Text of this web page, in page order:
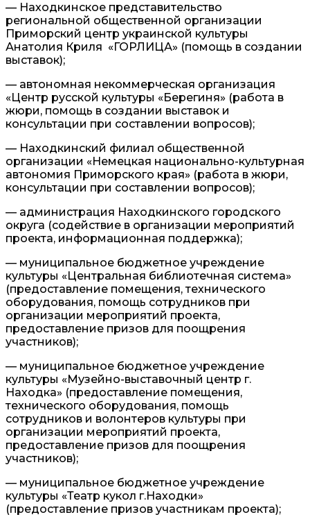
— Находкинское представительство
региональной общественной организации
Приморский центр украинской культуры
Анатолия Криля «ГОРЛИЦА» (помощь в создании
выставок);
— автономная некоммерческая организация
«Центр русской культуры «Берегиня» (работа в
жюри, помощь в создании выставок и
консультации при составлении вопросов);
— Находкинский филиал общественной
организации «Немецкая национально-культурная
автономия Приморского края» (работа в жюри,
консультации при составлении вопросов);
— администрация Находкинского городского
округа (содействие в организации мероприятий
проекта, информационная поддержка);
— муниципальное бюджетное учреждение
культуры «Центральная библиотечная система»
(предоставление помещения, технического
оборудования, помощь сотрудников при
организации мероприятий проекта,
предоставление призов для поощрения
участников);
— муниципальное бюджетное учреждение
культуры «Музейно-выставочный центр г.
Находка» (предоставление помещения,
технического оборудования, помощь
сотрудников и волонтеров культуры при
организации мероприятий проекта,
предоставление призов для поощрения
участников);
— муниципальное бюджетное учреждение
культуры «Театр кукол г.Находки»
(предоставление призов участникам проекта);